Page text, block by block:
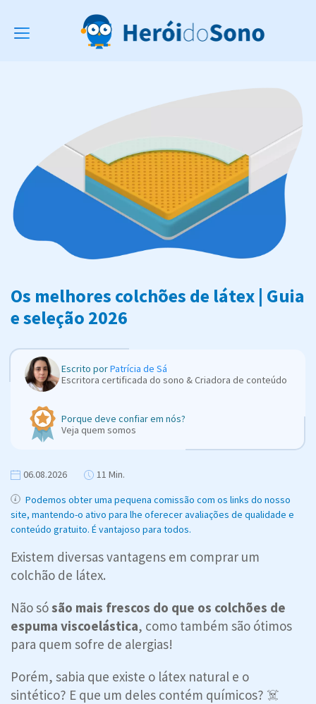
Toggle
Os melhores colchões de látex | Guia
e seleção 2026
Escrito porPatrícia de Sá
Escritora certificada do sono & Criadora de conteúdo
Porque deve confiar em nós?
Veja quem somos
06.08.2026
11 Min.
Podemos obter uma pequena comissão com os links do nosso
site, mantendo-o ativo para lhe oferecer avaliações de qualidade e
conteúdo gratuito. É vantajoso para todos.
Existem diversas vantagens em comprar um
colchão de látex.
Não sósão mais frescos do que os colchões de
espuma viscoelástica, como também são ótimos
para quem sofre de alergias!
Porém, sabia que existe o látex natural e o
sintético? E que um deles contém químicos? ☠️